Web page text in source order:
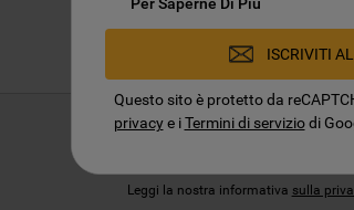
Leggi la nostra informativa sulla
ISCRIVITI
Questo sito è protetto da
privacye iTermini di serviziodi